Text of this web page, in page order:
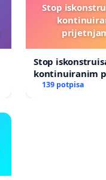
Stop
Stop
kontinuiranim
prijetnjama,
139 potpisa